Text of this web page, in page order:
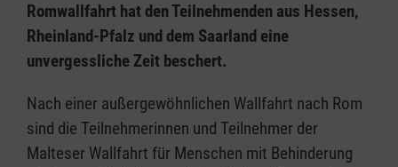
Romwallfahrt hat den Teilnehmenden aus Hessen,
Rheinland-Pfalz und dem Saarland eine
unvergessliche Zeit beschert.
Nach einer außergewöhnlichen Wallfahrt nach Rom
sind die Teilnehmerinnen und Teilnehmer der
Malteser Wallfahrt für Menschen mit Behinderung